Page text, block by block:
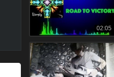
02:05